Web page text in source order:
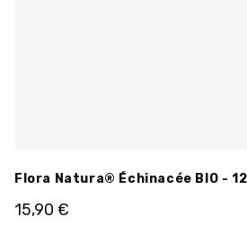
Flora Natura® Échinacée BIO -
15,90 €